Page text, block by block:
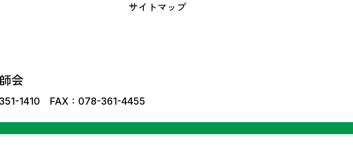
サイトマップ
会
1410 FAX：078-361-4455